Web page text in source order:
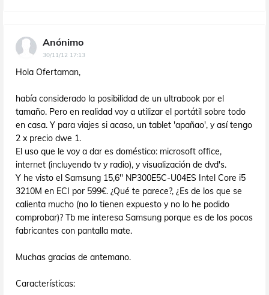
Anónimo
30/11/12 17:13
Hola Ofertaman,
había considerado la posibilidad de un ultrabook por el
tamaño. Pero en realidad voy a utilizar el portátil sobre todo
en casa. Y para viajes si acaso, un tablet 'apañao', y así tengo
2 x precio dwe 1.
El uso que le voy a dar es doméstico: microsoft office,
internet (incluyendo tv y radio), y visualización de dvd's.
Y he visto el Samsung 15,6'' NP300E5C-U04ES Intel Core i5
3210M en ECI por 599€. ¿Qué te parece?, ¿Es de los que se
calienta mucho (no lo tienen expuesto y no lo he podido
comprobar)? Tb me interesa Samsung porque es de los pocos
fabricantes con pantalla mate.
Muchas gracias de antemano.
Características: